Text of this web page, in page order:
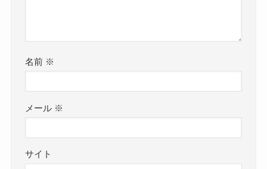
名前 ※
メール ※
サイト